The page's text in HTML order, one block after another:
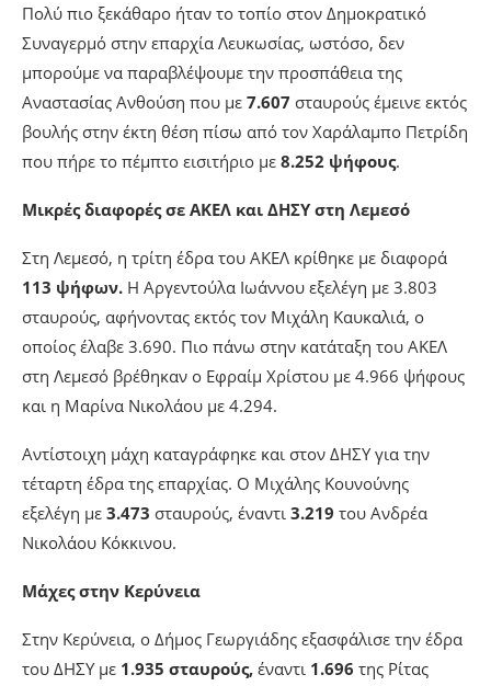
Πολύ πιο ξεκάθαρο ήταν το τοπίο στον Δημοκρατικό
Συναγερμό στην επαρχία Λευκωσίας, ωστόσο, δεν
μπορούμε να παραβλέψουμε την προσπάθεια της
Αναστασίας Ανθούση που με 7.607 σταυρούς έμεινε εκτός
βουλής στην έκτη θέση πίσω από τον Χαράλαμπο Πετρίδη
που πήρε το πέμπτο εισιτήριο με 8.252 ψήφους.
Μικρές διαφορές σε ΑΚΕΛ και ΔΗΣΥ στη Λεμεσό
Στη Λεμεσό, η τρίτη έδρα του ΑΚΕΛ κρίθηκε με διαφορά
113 ψήφων. Η Αργεντούλα Ιωάννου εξελέγη με 3.803
σταυρούς, αφήνοντας εκτός τον Μιχάλη Καυκαλιά, ο
οποίος έλαβε 3.690. Πιο πάνω στην κατάταξη του ΑΚΕΛ
στη Λεμεσό βρέθηκαν ο Εφραίμ Χρίστου με 4.966 ψήφους
και η Μαρίνα Νικολάου με 4.294.
Αντίστοιχη μάχη καταγράφηκε και στον ΔΗΣΥ για την
τέταρτη έδρα της επαρχίας. Ο Μιχάλης Κουνούνης
εξελέγη με 3.473 σταυρούς, έναντι 3.219 του Ανδρέα
Νικολάου Κόκκινου.
Μάχες στην Κερύνεια
Στην Κερύνεια, ο Δήμος Γεωργιάδης εξασφάλισε την έδρα
του ΔΗΣΥ με 1.935 σταυρούς, έναντι 1.696 της Ρίτας